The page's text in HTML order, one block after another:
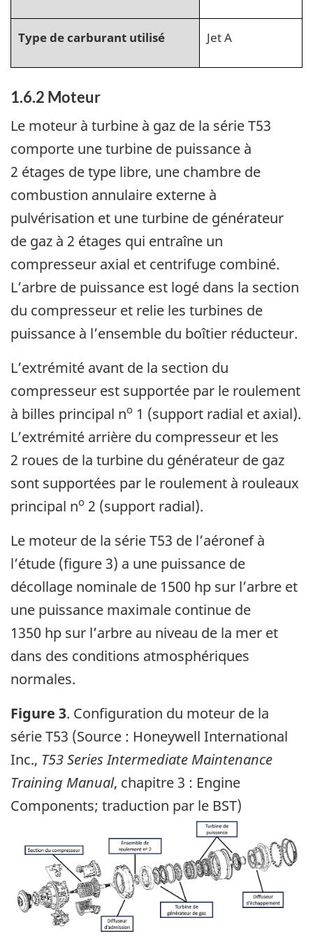
Type de carburant utilisé Jet A
1.6.2 Moteur
Le moteur à turbine à gaz de la série T53
comporte une turbine de puissance à
2 étages de type libre, une chambre de
combustion annulaire externe à
pulvérisation et une turbine de générateur
de gaz à 2 étages qui entraîne un
compresseur axial et centrifuge combiné.
L’arbre de puissance est logé dans la section
du compresseur et relie les turbines de
puissance à l’ensemble du boîtier réducteur.
L’extrémité avant de la section du
compresseur est supportée par le roulement
à billes principal no 1 (support radial et axial).
L’extrémité arrière du compresseur et les
2 roues de la turbine du générateur de gaz
sont supportées par le roulement à rouleaux
principal no 2 (support radial).
Le moteur de la série T53 de l’aéronef à
l’étude (figure 3) a une puissance de
décollage nominale de 1500 hp sur l’arbre et
une puissance maximale continue de
1350 hp sur l’arbre au niveau de la mer et
dans des conditions atmosphériques
normales.
Figure 3. Configuration du moteur de la
série T53 (Source : Honeywell International
Inc., T53 Series Intermediate Maintenance
Training Manual, chapitre 3 : Engine
Components; traduction par le BST)